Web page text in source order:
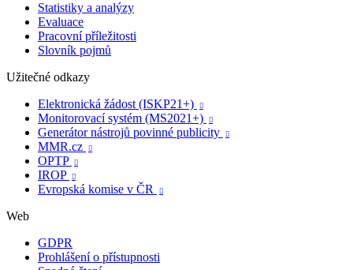
Statistiky a analýzy
Evaluace
Pracovní příležitosti
Slovník pojmů
Užitečné odkazy
Elektronická žádost (ISKP21+)

Monitorovací systém (MS2021+) 
Generátor nástrojů povinné publicity 
MMR.cz 
OPTP 
IROP 
Evropská komise v ČR 
Web
GDPR
Prohlášení o přístupnosti